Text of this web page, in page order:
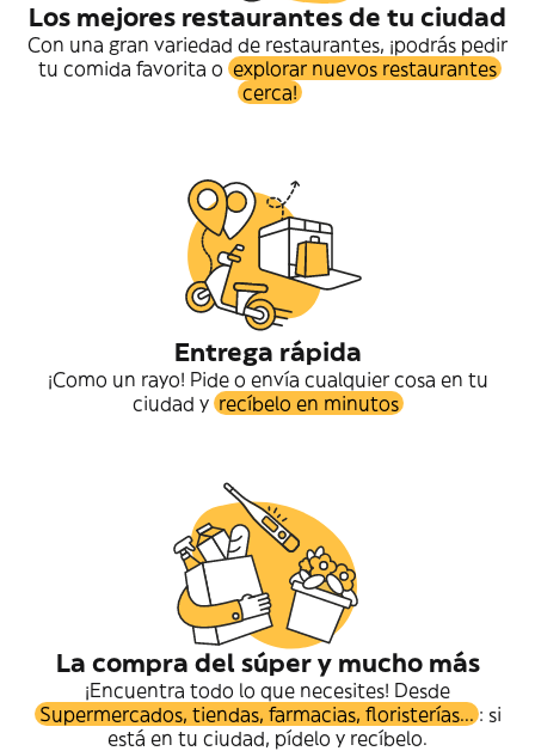
Los mejores restaurantes de tu ciudad
Con una gran variedad de restaurantes, ¡podrás pedir
tu comida favorita o explorar nuevos restaurantes
cerca!
Entrega rápida
¡Como un rayo! Pide o envía cualquier cosa en tu
ciudad y recíbelo en minutos
La compra del súper y mucho más
¡Encuentra todo lo que necesites! Desde
Supermercados, tiendas, farmacias, floristerías... : si
está en tu ciudad, pídelo y recíbelo.